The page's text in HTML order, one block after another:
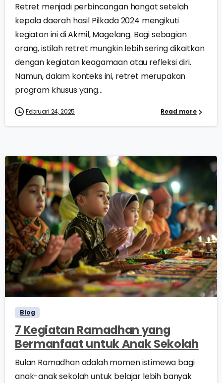
Retret menjadi perbincangan hangat setelah
kepala daerah hasil Pilkada 2024 mengikuti
kegiatan ini di Akmil, Magelang. Bagi sebagian
orang, istilah retret mungkin lebih sering dikaitkan
dengan kegiatan keagamaan atau refleksi diri.
Namun, dalam konteks ini, retret merupakan
program khusus yang...
Februari 24, 2025 Read more
0 0
Blog
7 Kegiatan Ramadhan yang
Bermanfaat untuk Anak Sekolah
Bulan Ramadhan adalah momen istimewa bagi
anak-anak sekolah untuk belajar lebih banyak